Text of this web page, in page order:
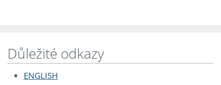
Důležité odkazy
ENGLISH